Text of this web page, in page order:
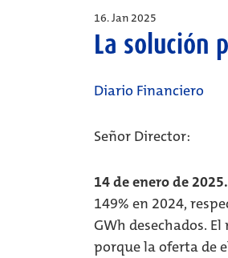
16. Jan 2025
La solución
Diario Financiero
Señor Director:
14 de enero de
149% en 2024,
GWh desechados.
porque la oferta de